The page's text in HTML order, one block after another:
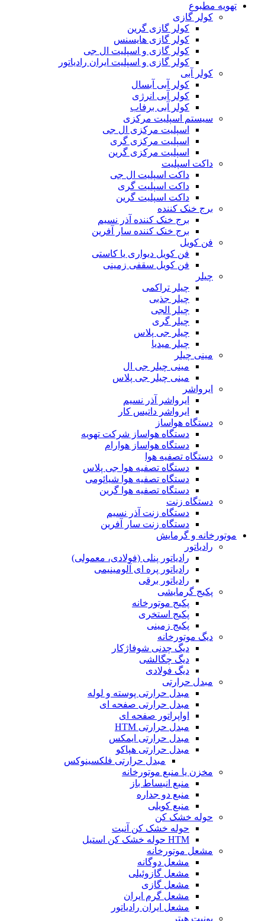
تهویه مطبوع
کولر گازی
کولر گازی گرین
کولر گازی هایسنس
کولر گازی و اسپلیت ال جی
کولر گازی و اسپلیت ایران رادیاتور
کولر آبی
کولر آبی آبسال
کولر آبی انرژی
کولر آبی برفاب
سیستم اسپلیت مرکزی
اسپلیت مرکزی ال جی
اسپلیت مرکزی گری
اسپلیت مرکزی گرین
داکت اسپلیت
داکت اسپلیت ال جی
داکت اسپلیت گری
داکت اسپلیت گرین
برج خنک کننده
برج خنک کننده آذر نسیم
برج خنک کننده سار آفرین
فن کویل
فن کویل دیواری یا کاستی
فن کویل سقفی زمینی
چیلر
چیلر تراکمی
چیلر جذبی
چیلر الجی
چیلر گری
چیلر جی پلاس
چیلر میدیا
مینی چیلر
مینی چیلر جی ال
مینی چیلر جی پلاس
ایرواشر
ایرواشر آذر نسیم
ایرواشر داتیس کار
دستگاه هواساز
دستگاه هواساز شرکت تهویه
دستگاه هواساز هوارام
دستگاه تصفیه هوا
دستگاه تصفیه هوا جی پلاس
دستگاه تصفیه هوا شیائومی
دستگاه تصفیه هوا گرین
دستگاه زنت
دستگاه زنت آذر نسیم
دستگاه زنت سار آفرین
موتورخانه و گرمایش
رادیاتور
رادیاتور پنلی (فولادی، معمولی)
رادیاتور پره ای آلومینیمی
رادیاتور برقی
پکیج گرمایشی
پکیج موتورخانه
پکیج استخری
پکیج زمینی
دیگ موتورخانه
دیگ چدنی شوفاژکار
دیگ چگالشی
دیگ فولادی
مبدل حرارتی
مبدل حرارتی پوسته و لوله
مبدل حرارتی صفحه ای
اواپراتور صفحه ای
مبدل حرارتی HTM
مبدل حرارتی ایمکس
مبدل حرارتی هپاکو
مبدل حرارتی فلکسینوکس
مخزن یا منبع موتورخانه
منبع انبساط باز
منبع دو جداره
منبع کویلی
حوله خشک کن
حوله خشک کن آنیت
HTM حوله خشک کن استیل
مشعل موتورخانه
مشعل دوگانه
مشعل گازوئیلی
مشعل گازی
مشعل گرم ایران
مشعل ایران رادیاتور
یونیت هیتر